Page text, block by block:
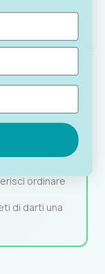
ordinare
di darti una